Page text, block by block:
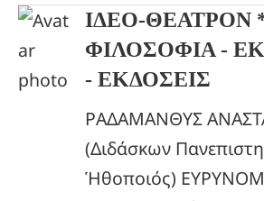
ΙΔΕΟ-ΘΕΑΤΡΟΝ
ΦΙΛΟΣΟΦΙΑ -
- ΕΚΔΟΣΕΙΣ
ΡΑΔΑΜΑΝΘΥΣ
(Διδάσκων
Ἡθοποιός)